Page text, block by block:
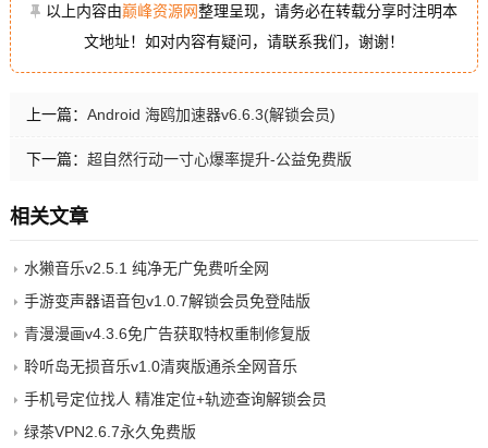
以上内容由巅峰资源网整理呈现，请务必在转载分享时注明本
文地址！如对内容有疑问，请联系我们，谢谢！
上一篇： Android 海鸥加速器v6.6.3(解锁会员)
下一篇： 超自然行动一寸心爆率提升-公益免费版
相关文章
水獭音乐v2.5.1 纯净无广免费听全网
手游变声器语音包v1.0.7解锁会员免登陆版
青漫漫画v4.3.6免广告获取特权重制修复版
聆听岛无损音乐v1.0清爽版通杀全网音乐
手机号定位找人 精准定位+轨迹查询解锁会员
绿茶VPN2.6.7永久免费版